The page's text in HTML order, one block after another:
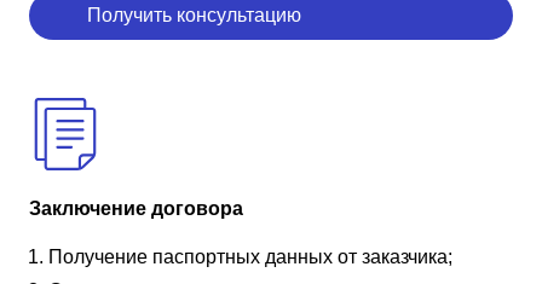
Получить консультацию
Заключение договора
Получение паспортных данных от заказчика;